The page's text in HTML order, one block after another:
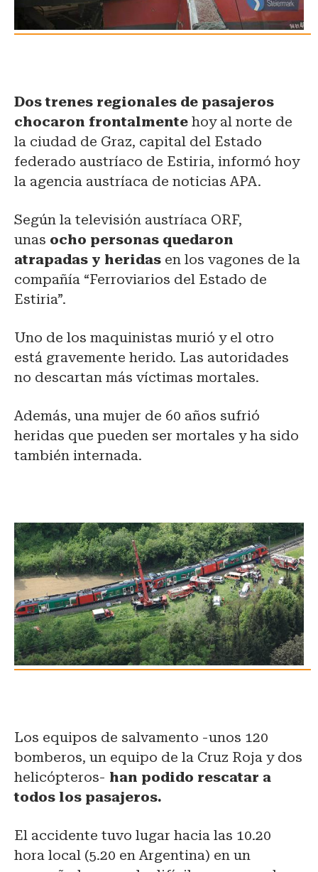
Dos trenes regionales de pasajeros
chocaron frontalmente hoy al norte de
la ciudad de Graz, capital del Estado
federado austríaco de Estiria, informó hoy
la agencia austríaca de noticias APA.
Según la televisión austríaca ORF,
unas ocho personas quedaron
atrapadas y heridas en los vagones de la
compañía “Ferroviarios del Estado de
Estiria”.
Uno de los maquinistas murió y el otro
está gravemente herido. Las autoridades
no descartan más víctimas mortales.
Además, una mujer de 60 años sufrió
heridas que pueden ser mortales y ha sido
también internada.
Los equipos de salvamento -unos 120
bomberos, un equipo de la Cruz Roja y dos
helicópteros- han podido rescatar a
todos los pasajeros.
El accidente tuvo lugar hacia las 10.20
hora local (5.20 en Argentina) en un